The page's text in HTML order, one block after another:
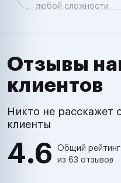
любой сложности
Отзывы
клиентов
Никто не расскажет
клиенты
4.6
Общий рейтинг
из 63 отзывов